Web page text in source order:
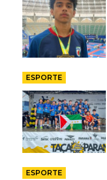
ESPORTE
ESPORTE